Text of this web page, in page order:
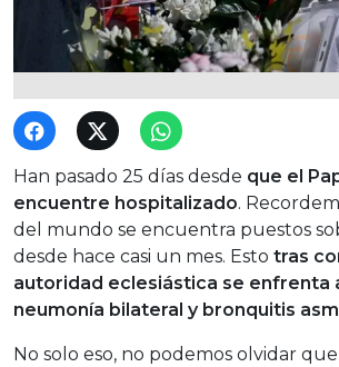
Han pasado 25 días desde que el
encuentre hospitalizado.
del mundo se encuentra puestos
desde hace casi un mes. Esto tras
autoridad eclesiástica se enfrenta
neumonía bilateral y bronquitis
No solo eso, no podemos olvidar que